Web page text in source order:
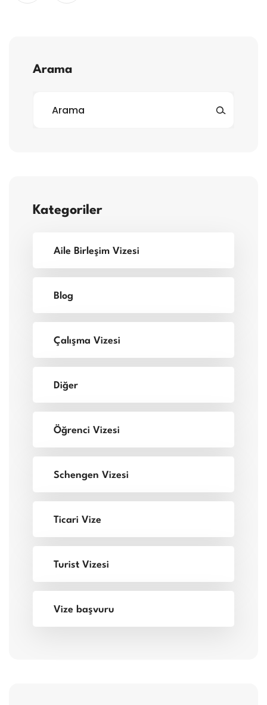
Arama
Kategoriler
Aile Birleşim Vizesi
Blog
Çalışma Vizesi
Diğer
Öğrenci Vizesi
Schengen Vizesi
Ticari Vize
Turist Vizesi
Vize başvuru